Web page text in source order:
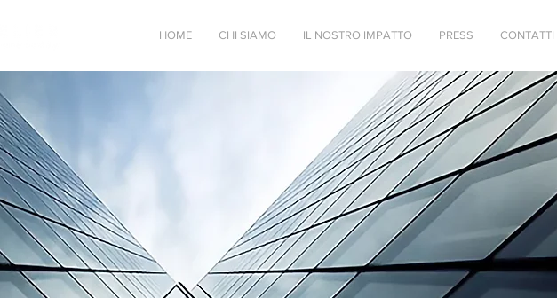
HOME CHI SIAMO IL NOSTRO IMPATTO PRESS CONTATTI